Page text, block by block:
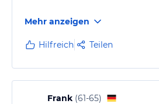
Mehr anzeigen
Hilfreich Teilen
Frank (61-65)